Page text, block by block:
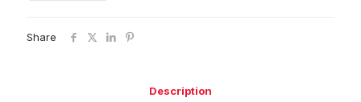
Share
Description